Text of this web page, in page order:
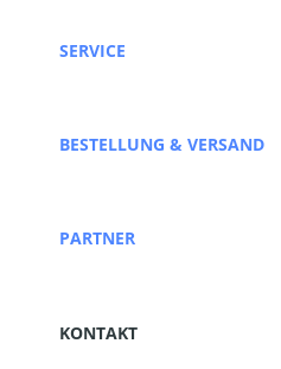
SERVICE
BESTELLUNG & VERSAND
PARTNER
KONTAKT